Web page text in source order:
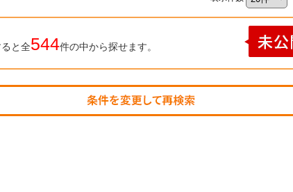
と全544件の中から探せます。